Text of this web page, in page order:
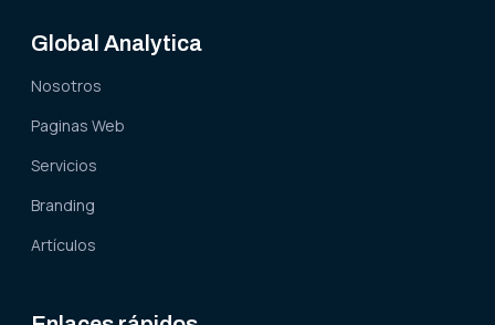
Global Analytica
Nosotros
Paginas Web
Servicios
Branding
Artículos